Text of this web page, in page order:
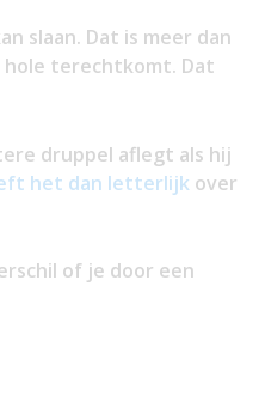
slaan. Dat is meer dan
terechtkomt. Dat
druppel aflegt als hij
het dan letterlijkover
of je door een